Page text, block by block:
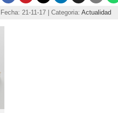
Fecha: 21-11-17 | Categoria: Actualidad